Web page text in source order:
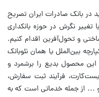
در بانک صادرات ایران تصریح
تغییر نگرش در حوزه بانکداری
و تحول‌آفرین اقدام کنیم.
بین‌الملل یا همان نئوبانک
این محصول بدیع را برشمرد و
فرآیند ثبت سفارش،
و ... از جمله خدماتی است که به